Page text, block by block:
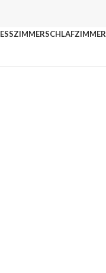
ESSZIMMERSCHLAFZIMMER